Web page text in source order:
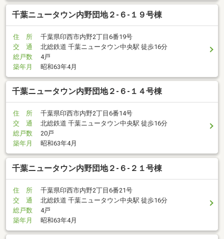
千葉ニュータウン内野団地２-６-１９号棟
住 所
千葉県印西市内野2丁目6番19号
交 通
北総鉄道 千葉ニュータウン中央駅 徒歩16分
総戸数
4戸
築年月
昭和63年4月
千葉ニュータウン内野団地２-６-１４号棟
住 所
千葉県印西市内野2丁目6番14号
交 通
北総鉄道 千葉ニュータウン中央駅 徒歩16分
総戸数
20戸
築年月
昭和63年4月
千葉ニュータウン内野団地２-６-２１号棟
住 所
千葉県印西市内野2丁目6番21号
交 通
北総鉄道 千葉ニュータウン中央駅 徒歩16分
総戸数
4戸
築年月
昭和63年4月